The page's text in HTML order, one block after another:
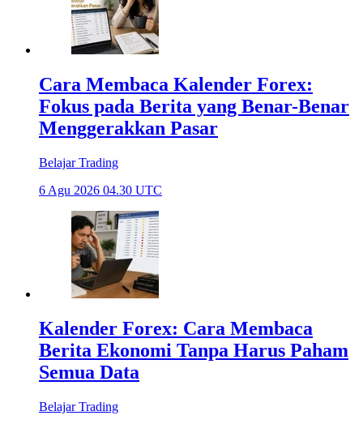
Cara Membaca Kalender Forex:
Fokus pada Berita yang Benar-Benar
Menggerakkan Pasar
Belajar Trading
6 Agu 2026 04.30 UTC
Kalender Forex: Cara Membaca
Berita Ekonomi Tanpa Harus Paham
Semua Data
Belajar Trading